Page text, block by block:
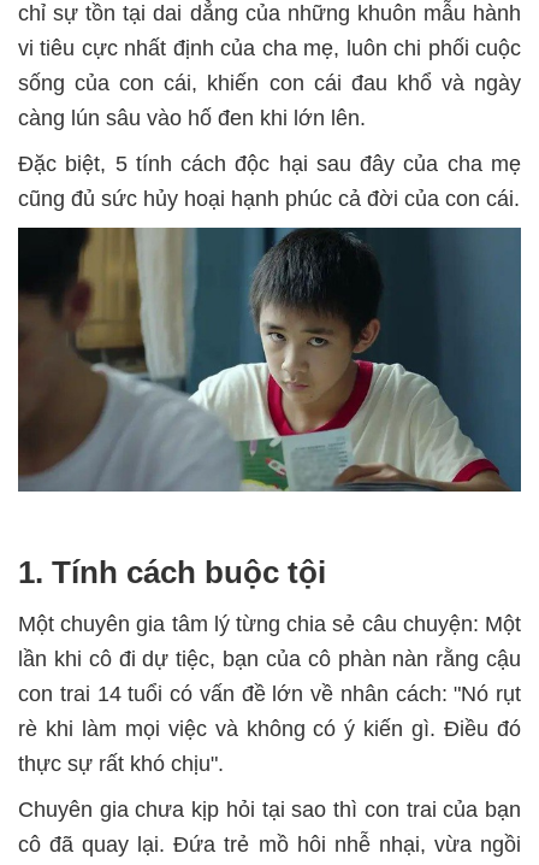
chỉ sự tồn tại dai dẳng của những khuôn mẫu hành
vi tiêu cực nhất định của cha mẹ, luôn chi phối cuộc
sống của con cái, khiến con cái đau khổ và ngày
càng lún sâu vào hố đen khi lớn lên.
Đặc biệt, 5 tính cách độc hại sau đây của cha mẹ
cũng đủ sức hủy hoại hạnh phúc cả đời của con cái.
1. Tính cách buộc tội
Một chuyên gia tâm lý từng chia sẻ câu chuyện: Một
lần khi cô đi dự tiệc, bạn của cô phàn nàn rằng cậu
con trai 14 tuổi có vấn đề lớn về nhân cách: "Nó rụt
rè khi làm mọi việc và không có ý kiến gì. Điều đó
thực sự rất khó chịu".
Chuyên gia chưa kịp hỏi tại sao thì con trai của bạn
cô đã quay lại. Đứa trẻ mồ hôi nhễ nhại, vừa ngồi